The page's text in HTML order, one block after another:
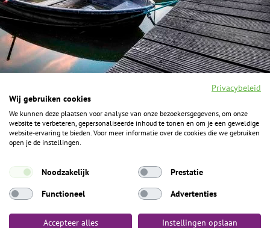
F
a
c
e
o
o
k
I
n
s
t
g
a
Y
o
u
t
b
P
i
n
ALGEMENE INFORMATIE
Het Geheim over de grens zijn de Duitse vakantieregio’s
Algemene voorwaarden Privacybeleid Toegankelijkheid
Privacybeleid
Wij gebruiken cookies
We kunnen deze plaatsen voor analyse van onze bezoekersgegevens, om onze
website te verbeteren, gepersonaliseerde inhoud te tonen en om je een geweldige
website-ervaring te bieden. Voor meer informatie over de cookies die we gebruiken
open je de instellingen.
Noodzakelijk
Prestatie
Functioneel
Advertenties
Accepteer alles Instellingen opslaan